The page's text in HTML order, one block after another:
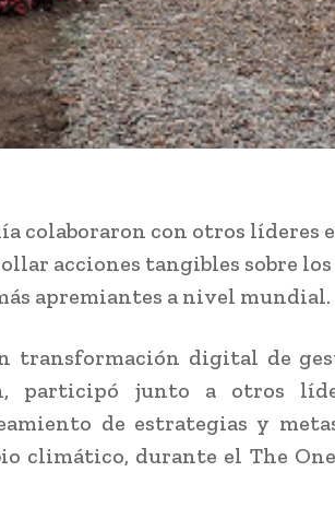
colaboraron con otros líderes
acciones tangibles sobre los
apremiantes a nivel mundial.
transformación digital de
participó junto a otros
de estrategias y
climático, durante el The